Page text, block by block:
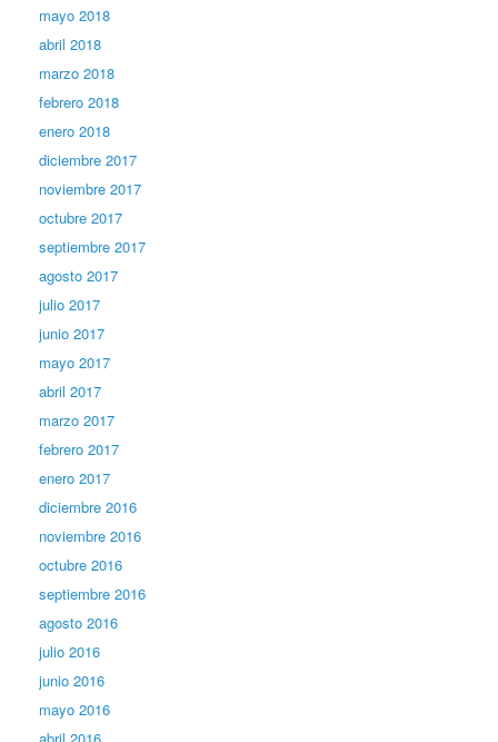
mayo 2018
abril 2018
marzo 2018
febrero 2018
enero 2018
diciembre 2017
noviembre 2017
octubre 2017
septiembre 2017
agosto 2017
julio 2017
junio 2017
mayo 2017
abril 2017
marzo 2017
febrero 2017
enero 2017
diciembre 2016
noviembre 2016
octubre 2016
septiembre 2016
agosto 2016
julio 2016
junio 2016
mayo 2016